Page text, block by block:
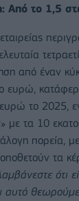
Από το 1,5
από έναν
ευρώ,
το 2025,
με τα 10
πορεία, με
τα
ότι
αυτό θεωρούμε